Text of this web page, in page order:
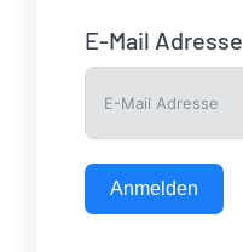
E-Mail Adresse
Anmelden